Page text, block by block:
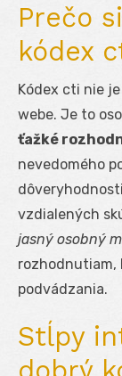
Prečo
kódex
Kódex cti nie
webe. Je to
ťažké
nevedomého
vzdialených
jasný osobný
rozhodnutiam,
podvádzania.
Stĺpy